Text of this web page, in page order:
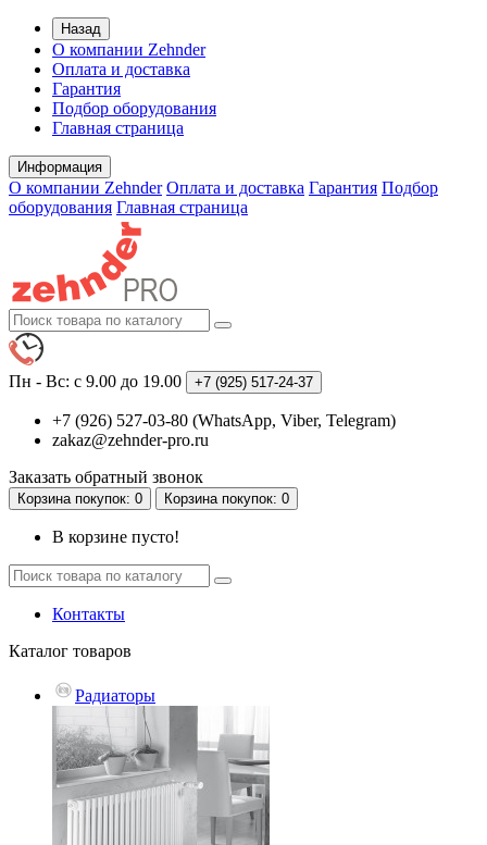
Назад
О компании Zehnder
Оплата и доставка
Гарантия
Подбор оборудования
Главная страница
Информация
О компании Zehnder Оплата и доставка Гарантия Подбор
оборудования Главная страница
Пн - Вс: с 9.00 до 19.00 +7 (925) 517-24-37
+7 (926) 527-03-80 (WhatsApp, Viber, Telegram)
zakaz@zehnder-pro.ru
Заказать обратный звонок
Корзинапокупок: 0 Корзинапокупок: 0
В корзине пусто!
Контакты
Каталог товаров
Радиаторы